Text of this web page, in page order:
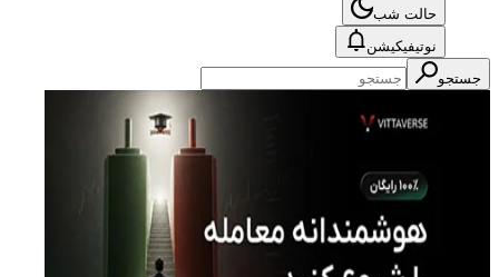
حالت شب
نوتیفیکیشن
جستجو